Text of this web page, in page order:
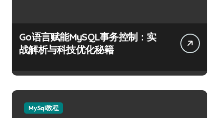
Go语言赋能MySQL事务控制：实
战解析与科技优化秘籍
MySql教程